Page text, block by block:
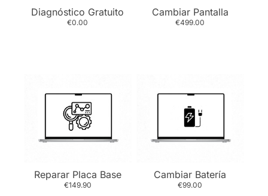
Diagnóstico Gratuito
€0.00
Cambiar Pantalla
€499.00
Reparar Placa Base
€149.90
Cambiar Batería
€99.00